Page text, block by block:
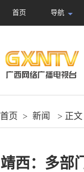
首页 导航
首页 > 新闻 > 正文
靖西：多部